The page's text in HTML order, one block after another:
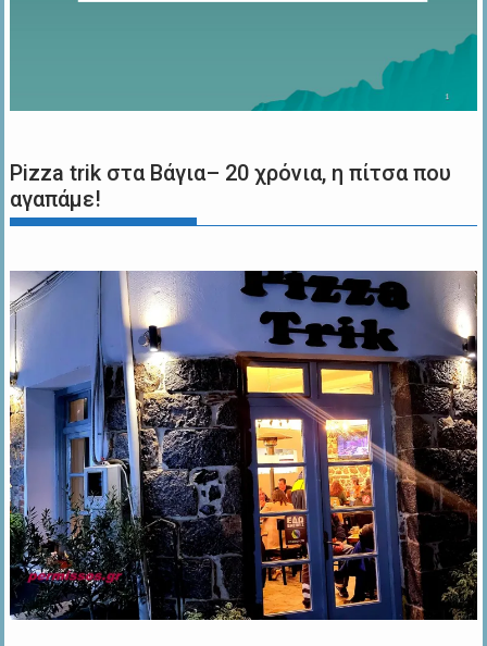
Pizza trik στα Βάγια– 20 χρόνια, η πίτσα που
αγαπάμε!